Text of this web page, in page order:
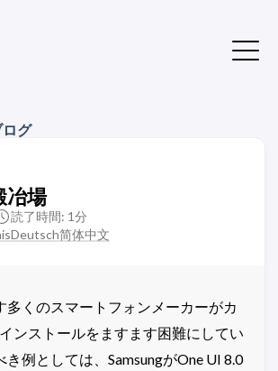
グ
冶場
読了時間: 1分
Deutsch简体中文
多くのスマートフォンメーカーがカ
ンストールをますます困難にしてい
き例としては、SamsungがOne UI 8.0